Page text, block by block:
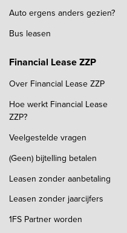
Auto ergens anders gezien?
Bus leasen
Financial Lease ZZP
Over Financial Lease ZZP
Hoe werkt Financial Lease
ZZP?
Veelgestelde vragen
(Geen) bijtelling betalen
Leasen zonder aanbetaling
Leasen zonder jaarcijfers
1FS Partner worden